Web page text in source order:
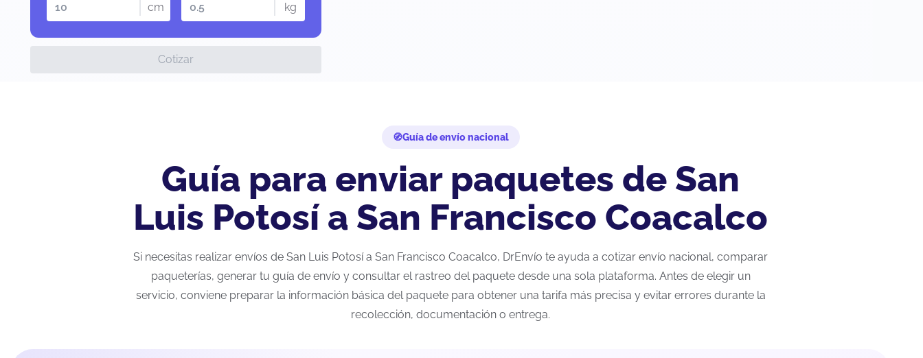
cm kg
Cotizar
Guía de envío nacional
Guía para enviar paquetes de San
Luis Potosí a San Francisco Coacalco
Si necesitas realizar envíos de San Luis Potosí a San Francisco Coacalco, DrEnvío te ayuda a cotizar envío nacional, comparar
paqueterías, generar tu guía de envío y consultar el rastreo del paquete desde una sola plataforma. Antes de elegir un
servicio, conviene preparar la información básica del paquete para obtener una tarifa más precisa y evitar errores durante la
recolección, documentación o entrega.